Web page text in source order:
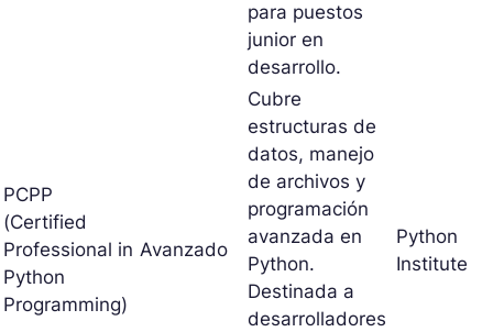
para puestos
junior en
desarrollo.
PCPP
(Certified
Professional in
Python
Programming)
Avanzado
Cubre
estructuras de
datos, manejo
de archivos y
programación
avanzada en
Python.
Destinada a
desarrolladores
Python
Institute